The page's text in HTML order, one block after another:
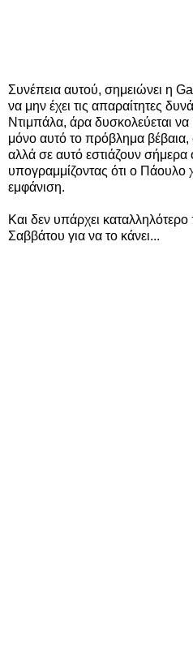
Συνέπεια αυτού, σημειώνει η
να μην έχει τις απαραίτητες
Ντιμπάλα, άρα δυσκολεύεται να
μόνο αυτό το πρόβλημα βέβαια,
αλλά σε αυτό εστιάζουν σήμερα
υπογραμμίζοντας ότι ο Πάουλο
εμφάνιση.
Και δεν υπάρχει καταλληλότερο
Σαββάτου για να το κάνει...